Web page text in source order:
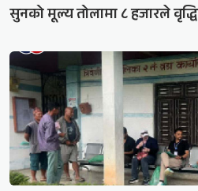
सुनको मूल्य तोलामा ८ हजारले वृद्धि